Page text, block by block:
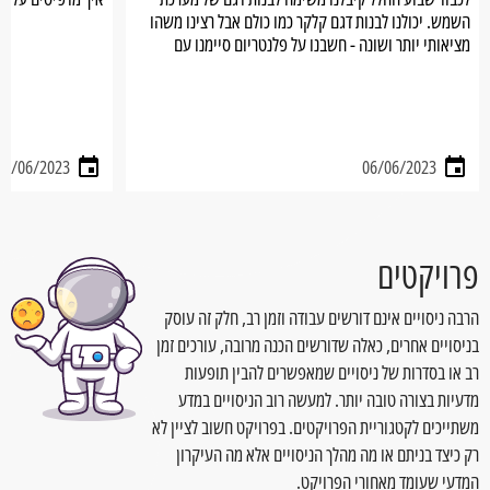
השמש. יכולנו לבנות דגם קלקר כמו כולם אבל רצינו משהו
מציאותי יותר ושונה - חשבנו על פלנטריום סיימנו עם
06/06/2023
06/2023
פרויקטים
הרבה ניסויים אינם דורשים עבודה וזמן רב, חלק זה עוסק
בניסויים אחרים, כאלה שדורשים הכנה מרובה, עורכים זמן
רב או בסדרות של ניסויים שמאפשרים להבין תופעות
מדעיות בצורה טובה יותר. למעשה רוב הניסויים במדע
משתייכים לקטגוריית הפרויקטים. בפרויקט חשוב לציין לא
רק כיצד בניתם או מה מהלך הניסויים אלא מה העיקרון
המדעי שעומד מאחורי הפרויקט.